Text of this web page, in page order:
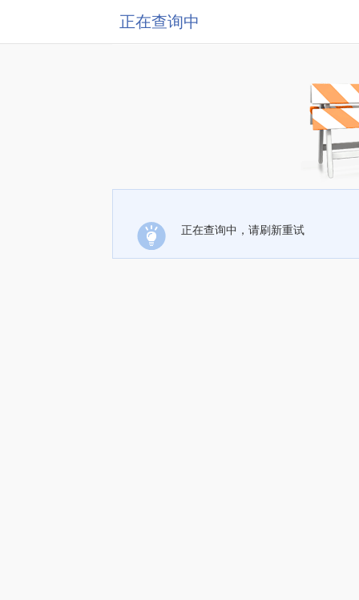
正在查询中
正在查询中，请刷新重试